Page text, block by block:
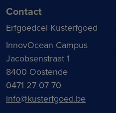
Contact
Erfgoedcel Kusterfgoed
InnovOcean Campus
Jacobsenstraat 1
8400 Oostende
0471 27 07 70
info@kusterfgoed.be